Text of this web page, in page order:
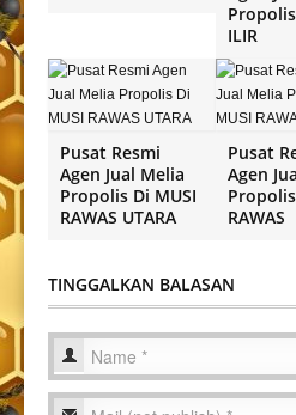
ILIR
Pusat Resmi
Agen Jual Melia
Propolis Di MUSI
RAWAS UTARA
Pusat
Agen
RAWAS
TINGGALKAN BALASAN